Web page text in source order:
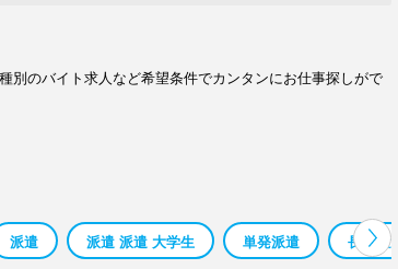
別のバイト求人など希望条件でカンタンにお仕事探しがで
派遣 派遣 派遣 大学生 単発派遣 長期派遣